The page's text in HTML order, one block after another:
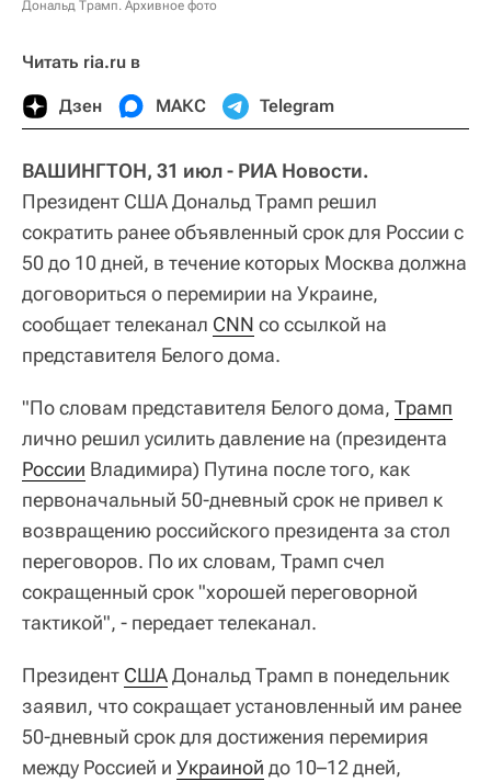
Дональд Трамп. Архивное фото
Читать ria.ru в
Дзен МАКС Telegram
ВАШИНГТОН, 31 июл - РИА Новости.
Президент США Дональд Трамп решил
сократить ранее объявленный срок для России с
50 до 10 дней, в течение которых Москва должна
договориться о перемирии на Украине,
сообщает телеканал CNN со ссылкой на
представителя Белого дома.
"По словам представителя Белого дома, Трамп
лично решил усилить давление на (президента
России Владимира) Путина после того, как
первоначальный 50-дневный срок не привел к
возвращению российского президента за стол
переговоров. По их словам, Трамп счел
сокращенный срок "хорошей переговорной
тактикой", - передает телеканал.
Президент СШАДональд Трамп в понедельник
заявил, что сокращает установленный им ранее
50-дневный срок для достижения перемирия
между Россией и Украиной до 10–12 дней,